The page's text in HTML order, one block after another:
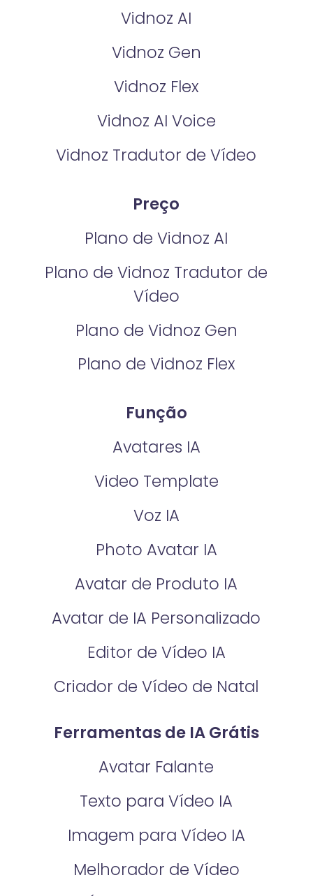
Vidnoz AI
Vidnoz Gen
Vidnoz Flex
Vidnoz AI Voice
Vidnoz Tradutor de Vídeo
Preço
Plano de Vidnoz AI
Plano de Vidnoz Tradutor de
Vídeo
Plano de Vidnoz Gen
Plano de Vidnoz Flex
Função
Avatares IA
Video Template
Voz IA
Photo Avatar IA
Avatar de Produto IA
Avatar de IA Personalizado
Editor de Vídeo IA
Criador de Vídeo de Natal
Ferramentas de IA Grátis
Avatar Falante
Texto para Vídeo IA
Imagem para Vídeo IA
Melhorador de Vídeo